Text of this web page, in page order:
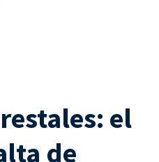
el
de